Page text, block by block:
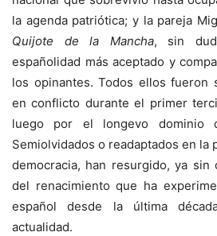
la agenda patriótica; y la pareja
Quijote de la Mancha, sin
españolidad más aceptado y
los opinantes. Todos ellos fueron
en conflicto durante el primer
luego por el longevo dominio
Semiolvidados o readaptados en la
democracia, han resurgido, ya sin
del renacimiento que ha
español desde la última
actualidad.